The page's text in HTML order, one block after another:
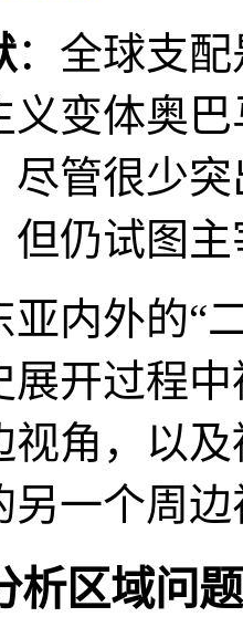
：全球支
义变体奥
尽管很少
但仍试图
亚内外的“
展开过程
视角，以
另一个周
析区域问题